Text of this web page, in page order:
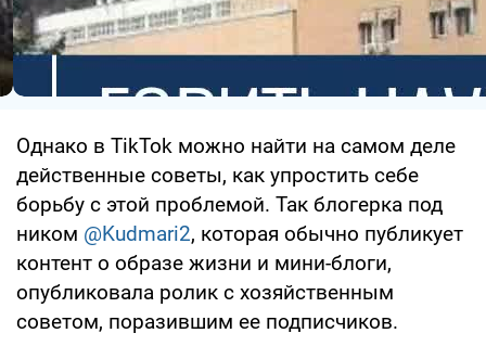
Однако в TikTok можно найти на самом деле
действенные советы, как упростить себе
борьбу с этой проблемой. Так блогерка под
ником @Kudmari2, которая обычно публикует
контент о образе жизни и мини-блоги,
опубликовала ролик с хозяйственным
советом, поразившим ее подписчиков.